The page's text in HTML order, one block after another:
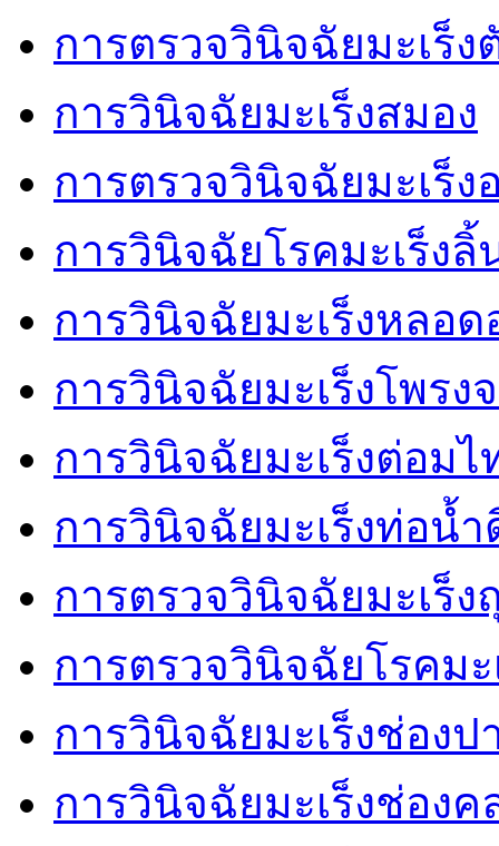
การตรวจวินิจฉัยมะเร็ง
การวินิจฉัยมะเร็งสมอง
การตรวจวินิจฉัยมะเร็ง
การวินิจฉัยโรคมะเร็งลิ้
การวินิจฉัยมะเร็งหลอด
การวินิจฉัยมะเร็งโพรง
การวินิจฉัยมะเร็งต่อมไ
การวินิจฉัยมะเร็งท่อน้ำ
การตรวจวินิจฉัยมะเร็ง
การตรวจวินิจฉัยโรคม
การวินิจฉัยมะเร็งช่องป
การวินิจฉัยมะเร็งช่องค